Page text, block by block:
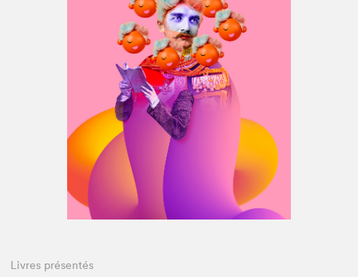
Livres présentés